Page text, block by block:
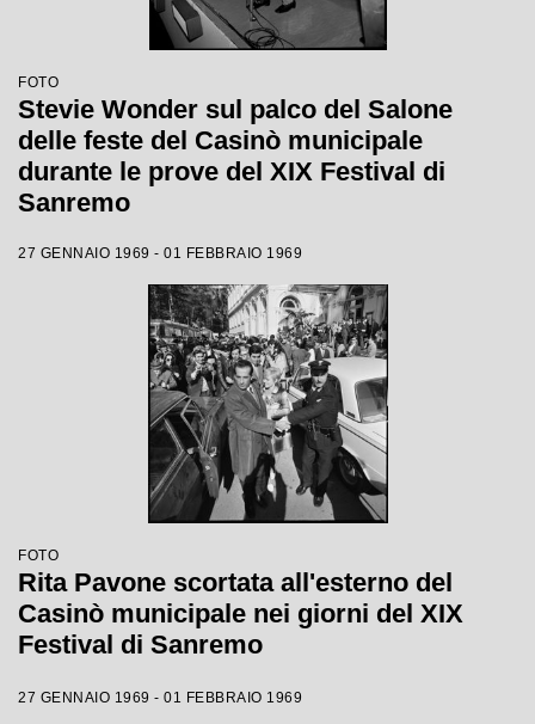
FOTO
Stevie Wonder sul palco del Salone
delle feste del Casinò municipale
durante le prove del XIX Festival di
Sanremo
27 GENNAIO 1969 - 01 FEBBRAIO 1969
FOTO
Rita Pavone scortata all'esterno del
Casinò municipale nei giorni del XIX
Festival di Sanremo
27 GENNAIO 1969 - 01 FEBBRAIO 1969